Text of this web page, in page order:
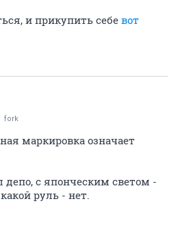
и прикупить себе вот
fork
маркировка означает
депо, с японческим светом -
руль - нет.